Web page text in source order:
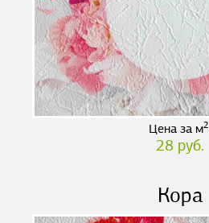
Цена за м2
28 руб.
Кора